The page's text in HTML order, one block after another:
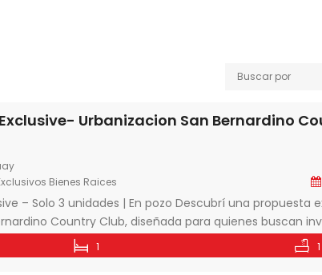
Buscar por
Urbanizacion San Bernardino
Bienes Raices
– Solo 3 unidades | En pozo Descubrí una propuesta
Country Club, diseñada para quienes buscan
3 UNIDADES EXCLUSIVAS Proyecto de baja densidad que
TERRENO PROPIO […]
1 1